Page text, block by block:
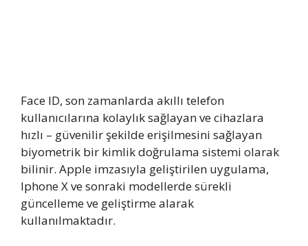
Face ID, son zamanlarda akıllı telefon
kullanıcılarına kolaylık sağlayan ve cihazlara
hızlı – güvenilir şekilde erişilmesini sağlayan
biyometrik bir kimlik doğrulama sistemi olarak
bilinir. Apple imzasıyla geliştirilen uygulama,
Iphone X ve sonraki modellerde sürekli
güncelleme ve geliştirme alarak
kullanılmaktadır.